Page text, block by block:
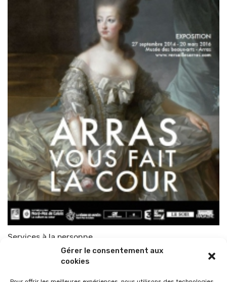
Gérer le consentement aux
cookies
Services à la personne
TOP-PARENTS 19 août 2012